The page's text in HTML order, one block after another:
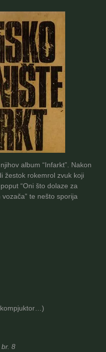
album “Infarkt”. Nakon
žestok rokemrol zvuk koji
“Oni što dolaze za
vozača” te nešto sporija
8